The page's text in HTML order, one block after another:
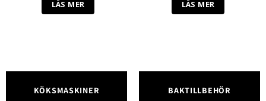
LÄS MER LÄS MER
KÖKSMASKINER BAKTILLBEHÖR